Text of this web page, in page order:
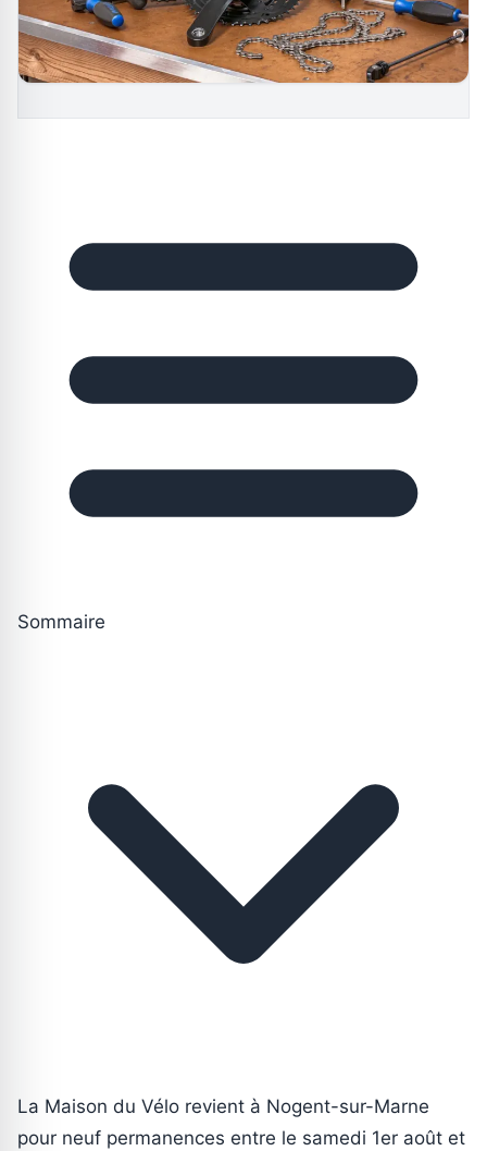
Sommaire
La Maison du Vélo revient à Nogent-sur-Marne
pour neuf permanences entre le samedi 1er août et